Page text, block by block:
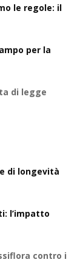
le regole: il
per la
di legge
di longevità
l’impatto
contro i